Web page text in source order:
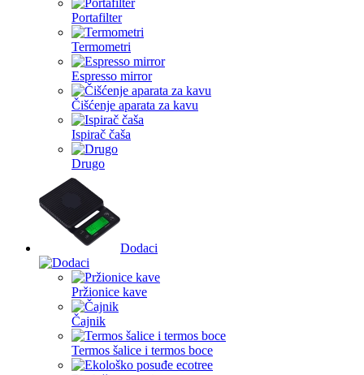
Portafilter
Termometri
Espresso mirror
Čišćenje aparata za kavu
Ispirač čaša
Drugo
Dodaci
Pržionice kave
Čajnik
Termos šalice i termos boce